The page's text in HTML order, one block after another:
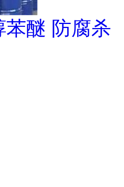
醚 防腐杀